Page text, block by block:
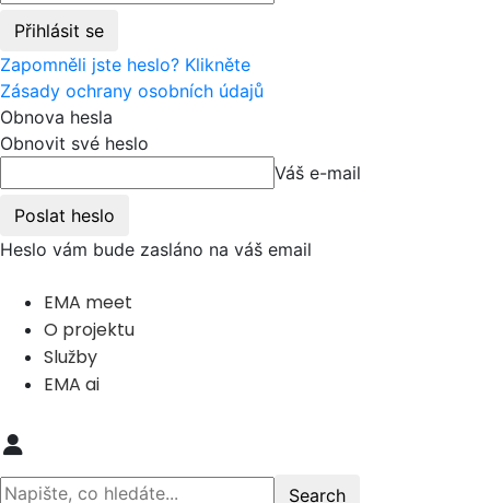
Zapomněli jste heslo? Klikněte
Zásady ochrany osobních údajů
Obnova hesla
Obnovit své heslo
Váš e-mail
Heslo vám bude zasláno na váš email
EMA meet
O projektu
Služby
EMA ai